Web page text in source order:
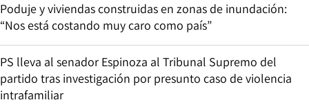
Poduje y viviendas construidas en zonas de inundación:
“Nos está costando muy caro como país”
PS lleva al senador Espinoza al Tribunal Supremo del
partido tras investigación por presunto caso de violencia
intrafamiliar